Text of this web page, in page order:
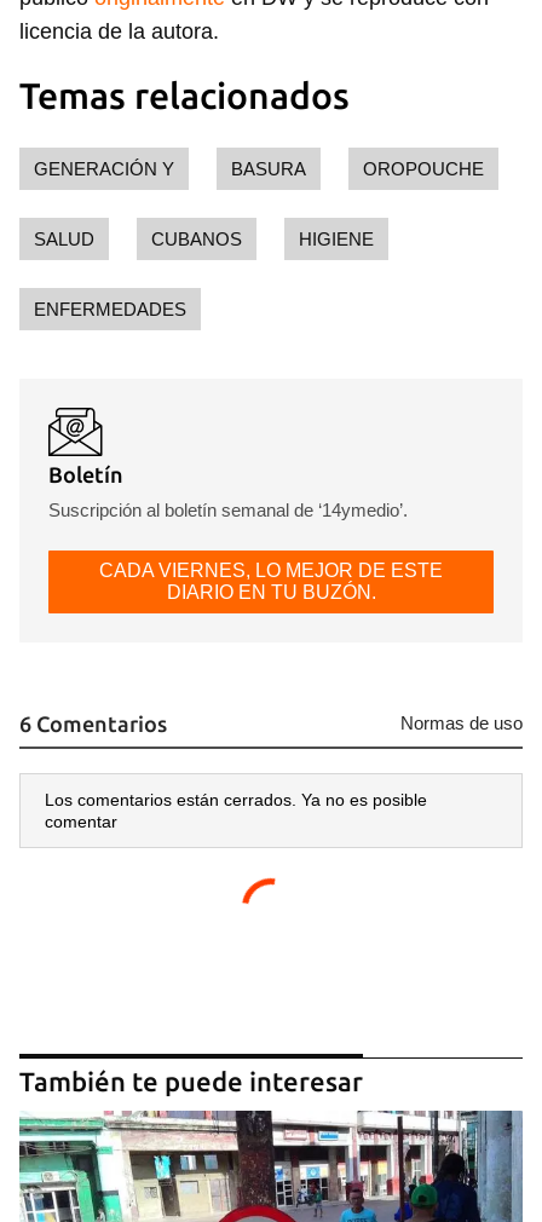
Para poder guardar como favorito, primero has de
licencia de la autora.
Temas relacionados
GENERACIÓN Y BASURA OROPOUCHE
SALUD CUBANOS HIGIENE
ENFERMEDADES
Boletín
Suscripción al boletín semanal de ‘14ymedio’.
CADA VIERNES, LO MEJOR DE ESTE
DIARIO EN TU BUZÓN.
6 Comentarios Normas de uso
Los comentarios están cerrados. Ya no es posible
comentar
También te puede interesar